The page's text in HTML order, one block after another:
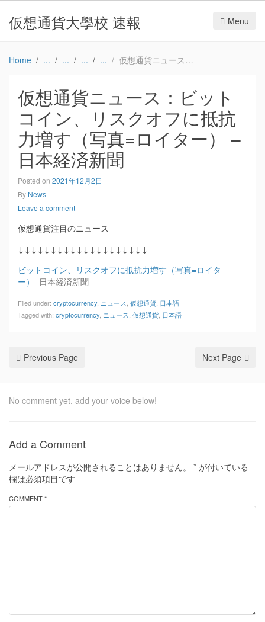
仮想通貨大學校 速報 Menu
Home 仮想通貨ニュース：ビットコイン、リスクオフに抵抗力増す（写真=ロイター） – 日本経済新聞
仮想通貨ニュース：ビット
コイン、リスクオフに抵抗
力増す（写真=ロイター） –
日本経済新聞
Posted on 2021年12月2日
By News
Leave a comment
仮想通貨注目のニュース
↓↓↓↓↓↓↓↓↓↓↓↓↓↓↓↓↓↓↓↓
ビットコイン、リスクオフに抵抗力増す（写真=ロイタ
ー）
日本経済新聞
Filed under: cryptocurrency ニュース 仮想通貨 日本語
Tagged with: cryptocurrency ニュース 仮想通貨 日本語
Previous Page Next Page
No comment yet, add your voice below!
Add a Comment
メールアドレスが公開されることはありません。 * が付いている
欄は必須項目です
COMMENT *